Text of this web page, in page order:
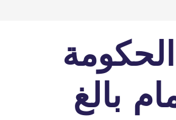
الحكومة
بالغ